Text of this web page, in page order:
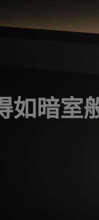
如暗室